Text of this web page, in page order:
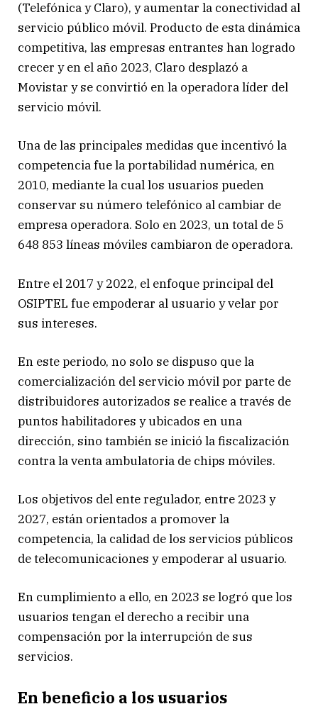
(Telefónica y Claro), y aumentar la conectividad al
servicio público móvil. Producto de esta dinámica
competitiva, las empresas entrantes han logrado
crecer y en el año 2023, Claro desplazó a
Movistar y se convirtió en la operadora líder del
servicio móvil.
Una de las principales medidas que incentivó la
competencia fue la portabilidad numérica, en
2010, mediante la cual los usuarios pueden
conservar su número telefónico al cambiar de
empresa operadora. Solo en 2023, un total de 5
648 853 líneas móviles cambiaron de operadora.
Entre el 2017 y 2022, el enfoque principal del
OSIPTEL fue empoderar al usuario y velar por
sus intereses.
En este periodo, no solo se dispuso que la
comercialización del servicio móvil por parte de
distribuidores autorizados se realice a través de
puntos habilitadores y ubicados en una
dirección, sino también se inició la fiscalización
contra la venta ambulatoria de chips móviles.
Los objetivos del ente regulador, entre 2023 y
2027, están orientados a promover la
competencia, la calidad de los servicios públicos
de telecomunicaciones y empoderar al usuario.
En cumplimiento a ello, en 2023 se logró que los
usuarios tengan el derecho a recibir una
compensación por la interrupción de sus
servicios.
En beneficio a los usuarios